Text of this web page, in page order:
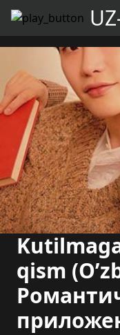
qism